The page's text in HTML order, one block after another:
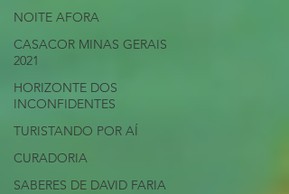
NOITE AFORA
CASACOR MINAS GERAIS
2021
HORIZONTE DOS
INCONFIDENTES
TURISTANDO POR AÍ
CURADORIA
SABERES DE DAVID FARIA